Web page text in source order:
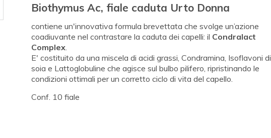
Biothymus Ac, fiale caduta Urto Donna
contiene un'innovativa formula brevettata che svolge un’azione
coadiuvante nel contrastare la caduta dei capelli: il Condralact
Complex.
E' costituito da una miscela di acidi grassi, Condramina, Isoflavoni di
soia e Lattoglobuline che agisce sul bulbo pilifero, ripristinando le
condizioni ottimali per un corretto ciclo di vita del capello.
Conf. 10 fiale